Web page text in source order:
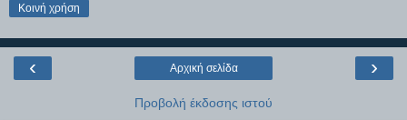
Κοινή χρήση
‹ ›
Αρχική σελίδα
Προβολή έκδοσης ιστού